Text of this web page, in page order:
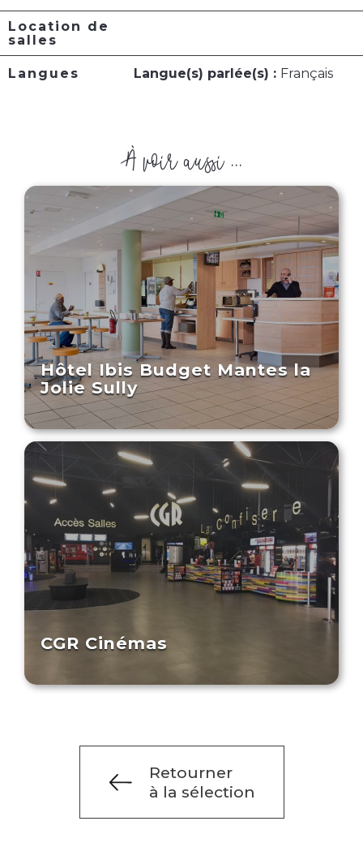
Location de
salles
Langues Langue(s) parlée(s) : Français
À voir aussi ...
Hôtel Ibis Budget Mantes la
Jolie Sully
CGR Cinémas
Retourner
à la sélection